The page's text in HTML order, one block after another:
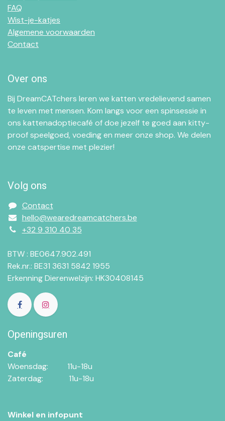
FAQ
Wist-je-katjes
Algemene voorwaarden
Contact
Over ons
Bij DreamCATchers leren we katten vredelievend samen
te leven met mensen. Kom langs voor een spinsessie in
ons kattenadoptiecafé of doe jezelf te goed aan kitty-
proof speelgoed, voeding en meer onze shop. We delen
onze catspertise met plezier!
Volg ons
Contact
hello@wearedreamcatchers.be
+32 9 310 40 35
BTW : BE0647.902.491
Rek.nr.: BE31 3631 5842 1955
Erkenning Dierenwelzijn: HK30408145
Openingsuren
Café
Woensdag:​​
11u-18u
Zaterdag:​
​11u-18u
Winkel en infopunt